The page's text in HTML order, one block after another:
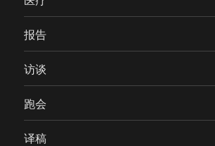
报告
访谈
跑会
译稿